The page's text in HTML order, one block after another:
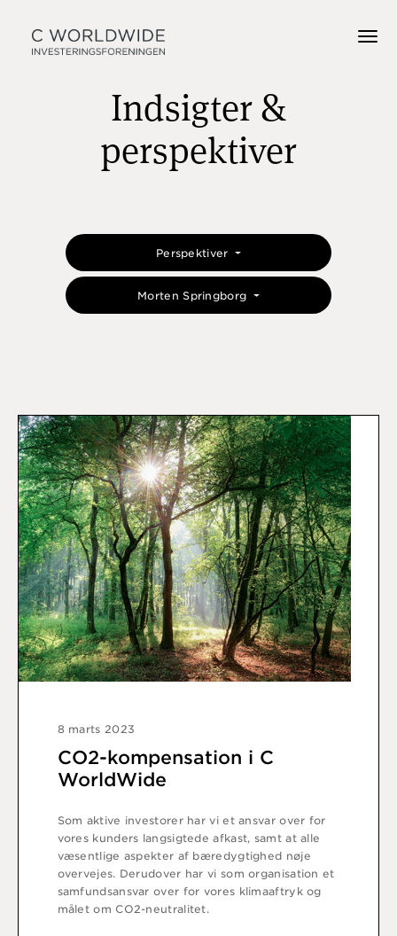
Indsigter &
perspektiver
Perspektiver
Morten Springborg
8 marts 2023
CO2-kompensation i C
WorldWide
Som aktive investorer har vi et ansvar over for
vores kunders langsigtede afkast, samt at alle
væsentlige aspekter af bæredygtighed nøje
overvejes. Derudover har vi som organisation et
samfundsansvar over for vores klimaaftryk og
målet om CO2-neutralitet.